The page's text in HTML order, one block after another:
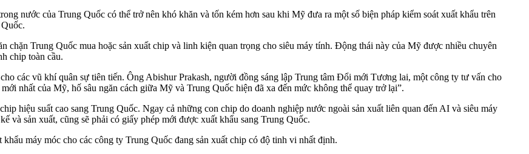
nước của Trung Quốc có thể trở nên khó khăn và tốn kém hơn sau khi Mỹ đưa ra một số biện pháp kiểm soát xuất khẩu trên
chặn Trung Quốc mua hoặc sản xuất chip và linh kiện quan trọng cho siêu máy tính. Động thái này của Mỹ được nhiều chuyên
chip toàn cầu.
các vũ khí quân sự tiên tiến. Ông Abishur Prakash, người đồng sáng lập Trung tâm Đổi mới Tương lai, một công ty tư vấn cho
nhất của Mỹ, hố sâu ngăn cách giữa Mỹ và Trung Quốc hiện đã xa đến mức không thể quay trở lại”.
hiệu suất cao sang Trung Quốc. Ngay cả những con chip do doanh nghiệp nước ngoài sản xuất liên quan đến AI và siêu máy
và sản xuất, cũng sẽ phải có giấy phép mới được xuất khẩu sang Trung Quốc.
máy móc cho các công ty Trung Quốc đang sản xuất chip có độ tinh vi nhất định.